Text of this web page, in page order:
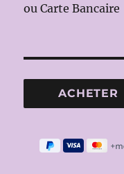
ou Carte Bancaire